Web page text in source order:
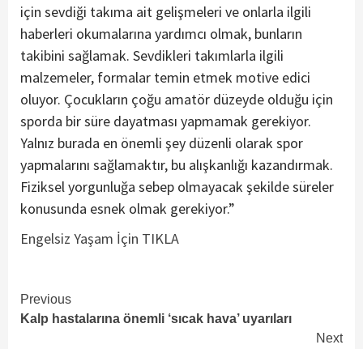
için sevdiği takıma ait gelişmeleri ve onlarla ilgili
haberleri okumalarına yardımcı olmak, bunların
takibini sağlamak. Sevdikleri takımlarla ilgili
malzemeler, formalar temin etmek motive edici
oluyor. Çocukların çoğu amatör düzeyde olduğu için
sporda bir süre dayatması yapmamak gerekiyor.
Yalnız burada en önemli şey düzenli olarak spor
yapmalarını sağlamaktır, bu alışkanlığı kazandırmak.
Fiziksel yorgunluğa sebep olmayacak şekilde süreler
konusunda esnek olmak gerekiyor.”
Engelsiz Yaşam İçin TIKLA
Continue
Reading
Previous
Kalp hastalarına önemli ‘sıcak hava’ uyarıları
Next